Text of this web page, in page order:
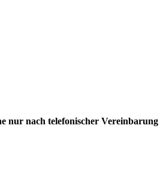
nur nach telefonischer Vereinbarung